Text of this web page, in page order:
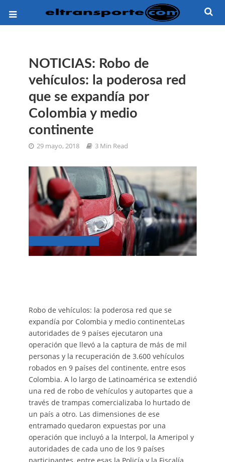
NOTICIAS: Robo de
vehículos: la poderosa red
que se expandía por
Colombia y medio
continente
29 mayo, 2018 3 Min Read
Robo de vehículos: la poderosa red que se
expandía por Colombia y medio continenteLas
autoridades de 9 países ejecutaron una
operación que llevó a la captura de más de mil
personas y la recuperación de 3.600 vehículos
robados en 9 países del continente, entre esos
Colombia. A lo largo de Latinoamérica se extendió
una red de robo de vehículos y autopartes que a
través de trampas comercializaba lo hurtado de
un país a otro. Las dimensiones de ese
entramado quedaron expuestas por una
operación que incluyó a la Interpol, la Ameripol y
autoridades de cada uno de los 9 países